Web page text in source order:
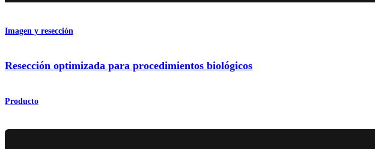
Imagen y resección
Resección optimizada para procedimientos biológicos
Producto